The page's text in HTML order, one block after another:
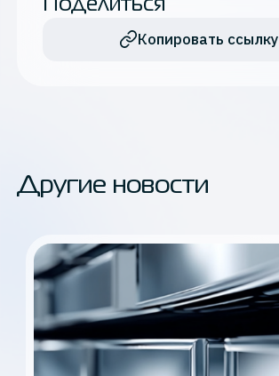
Поделиться
Копировать ссылку
Другие новости